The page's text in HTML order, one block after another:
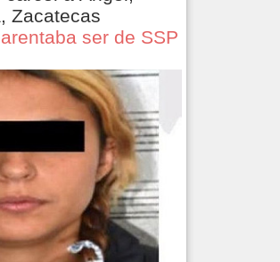
Zacatecas
ser de SSP